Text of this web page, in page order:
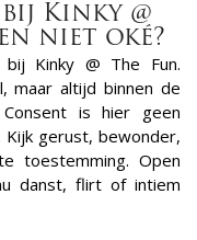
Kinky @
niet oké?
Kinky @ The Fun.
maar altijd binnen de
is hier geen
gerust, bewonder,
toestemming. Open
danst, flirt of intiem